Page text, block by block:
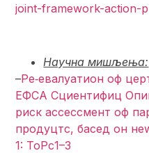
joint-framework-action-
Научна мишљења:
–Ре‐евалуатион оф
ЕФСА Сциентифиц
риск ассессмент оф
продуцтс, басед он
1: ТоРс1–3